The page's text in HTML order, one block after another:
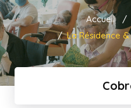
Accueil
La Résidence